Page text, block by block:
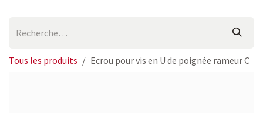
Tous les produits Ecrou pour vis en U de poignée rameur C